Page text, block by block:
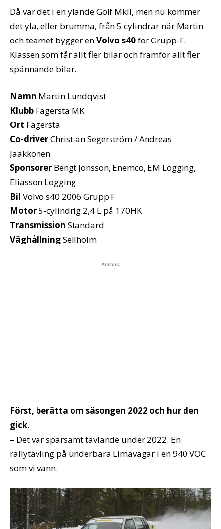
Då var det i en ylande Golf MkII, men nu kommer
det yla, eller brumma, från 5 cylindrar när Martin
och teamet bygger enVolvo s40för Grupp-F.
Klassen som får allt fler bilar och framför allt fler
spännande bilar.
Namn Martin Lundqvist
Klubb Fagersta MK
Ort Fagersta
Co-driverChristian Segerström / Andreas
Jaakkonen
Sponsorer Bengt Jonsson, Enemco, EM Logging,
Eliasson Logging
Bil Volvo s40 2006 Grupp F
Motor5-cylindrig 2,4 L på 170HK
Transmission Standard
VäghållningSellholm
Annons:
Först, berätta om säsongen 2022 och hur den
gick.
– Det var sparsamt tävlande under 2022. En
rallytävling på underbara Limavägar i en 940 VOC
som vi vann.